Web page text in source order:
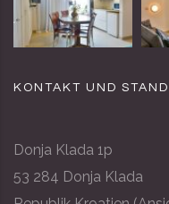
KONTAKT UND
Donja Klada 1p
53 284 Donja Klada